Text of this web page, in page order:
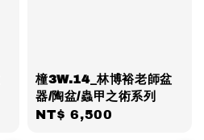
橦3W.14_林博裕老師盆
器/陶盆/蟲甲之術系列
Regular
NT$ 6,500